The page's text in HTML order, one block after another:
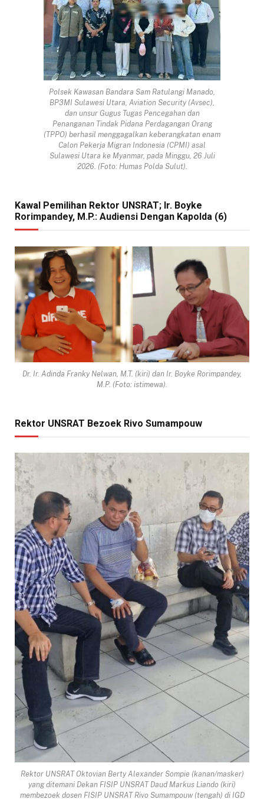
Polsek Kawasan Bandara Sam Ratulangi Manado,
BP3MI Sulawesi Utara, Aviation Security (Avsec),
dan unsur Gugus Tugas Pencegahan dan
Penanganan Tindak Pidana Perdagangan Orang
(TPPO) berhasil menggagalkan keberangkatan enam
Calon Pekerja Migran Indonesia (CPMI) asal
Sulawesi Utara ke Myanmar, pada Minggu, 26 Juli
2026. (Foto: Humas Polda Sulut).
Kawal Pemilihan Rektor UNSRAT; Ir. Boyke
Rorimpandey, M.P.: Audiensi Dengan Kapolda (6)
Dr. Ir. Adinda Franky Nelwan, M.T. (kiri) dan Ir. Boyke Rorimpandey,
M.P. (Foto: istimewa).
Rektor UNSRAT Bezoek Rivo Sumampouw
Rektor UNSRAT Oktovian Berty Alexander Sompie (kanan/masker)
yang ditemani Dekan FISIP UNSRAT Daud Markus Liando (kiri)
membezoek dosen FISIP UNSRAT Rivo Sumampouw (tengah) di IGD